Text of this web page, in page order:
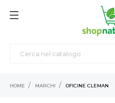
HOME MARCHI OFICINE CLEMAN